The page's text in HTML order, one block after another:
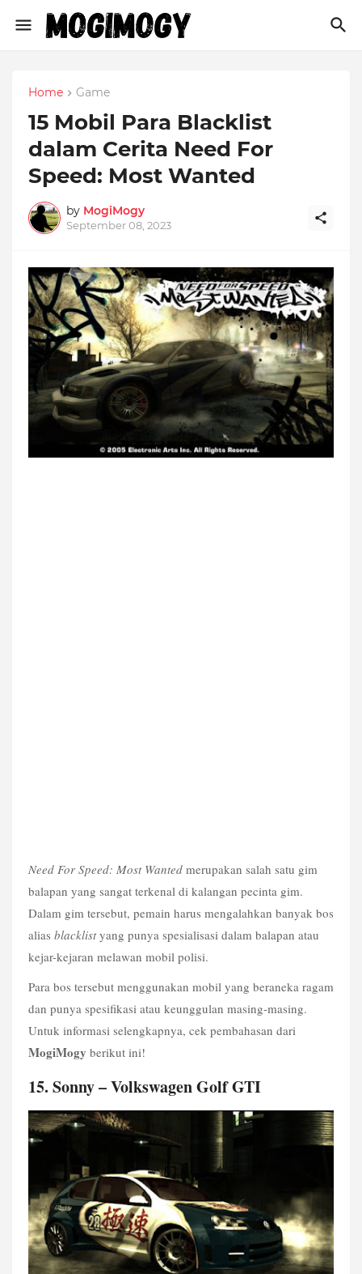
Home Game
15 Mobil Para Blacklist
dalam Cerita Need For
Speed: Most Wanted
by MogiMogy
September 08, 2023
Need For Speed: Most Wanted merupakan salah satu gim
balapan yang sangat terkenal di kalangan pecinta gim.
Dalam gim tersebut, pemain harus mengalahkan banyak bos
alias blacklist yang punya spesialisasi dalam balapan atau
kejar-kejaran melawan mobil polisi.
Para bos tersebut menggunakan mobil yang beraneka ragam
dan punya spesifikasi atau keunggulan masing-masing.
MogiMogy berikut ini!
15. Sonny – Volkswagen Golf GTI